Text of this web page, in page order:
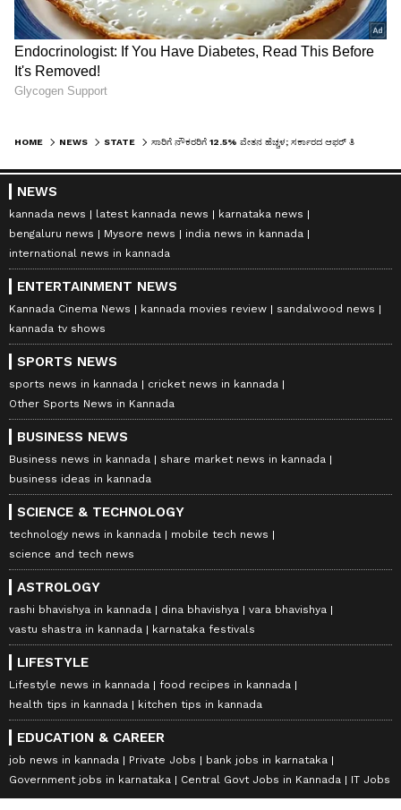
HOME NEWS STATE
NEWS
kannada news latest kannada news
karnataka news
bengaluru news
Mysore news
india news in kannada
international news in kannada
ENTERTAINMENT NEWS
Kannada Cinema News kannada movies review
sandalwood news
kannada tv shows
SPORTS NEWS
sports news in kannada
cricket news in kannada
Other Sports News in Kannada
BUSINESS NEWS
Business news in kannada
share market news in kannada
business ideas in kannada
SCIENCE & TECHNOLOGY
technology news in kannada
mobile tech news
science and tech news
ASTROLOGY
rashi bhavishya in kannada dina bhavishya
vara bhavishya
vastu shastra in kannada
karnataka festivals
LIFESTYLE
Lifestyle news in kannada
food recipes in kannada
health tips in kannada
kitchen tips in kannada
EDUCATION & CAREER
job news in kannada Private Jobs
bank jobs in karnataka
Government jobs in karnataka
Central Govt Jobs in Kannada IT Jobs